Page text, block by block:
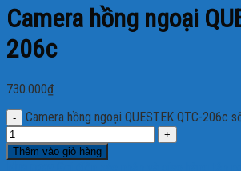
Camera hồng ngoại
206c
730.000₫
Camera hồng ngoại QUESTEK QTC-206c
Thêm vào giỏ hàng